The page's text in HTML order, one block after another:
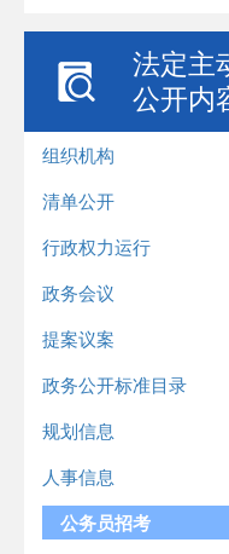
法定主
公开内
组织机构
清单公开
行政权力运行
政务会议
提案议案
政务公开标准目录
规划信息
人事信息
公务员招考